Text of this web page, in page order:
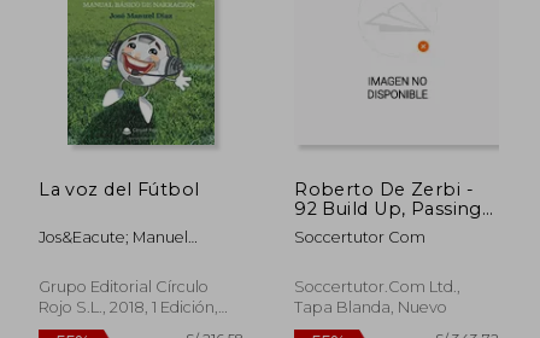
La voz del Fútbol
Jos&Eacute; Manuel
Grupo Editorial Círculo
Rojo S.L., 2018, 1 Edición,
Tapa Blanda, Nuevo
Roberto De Zerbi -
92 Build Up, Passing
Combinations and
Attacking Positional
De Zerbi's Training
Sessions (en Inglés)
Soccertutor Com
Soccertutor.com Ltd.,
Tapa Blanda, Nuevo